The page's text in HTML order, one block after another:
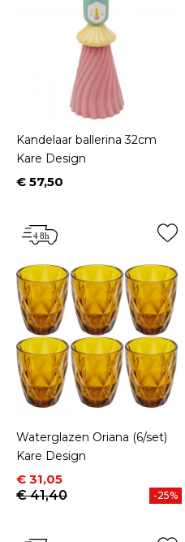
Kandelaar ballerina 32cm
Kare Design
Prijs
€ 57,50
Waterglazen Oriana (6/set)
Kare Design
Prijs
€ 31,05
Normale prijs
€ 41,40
-25%